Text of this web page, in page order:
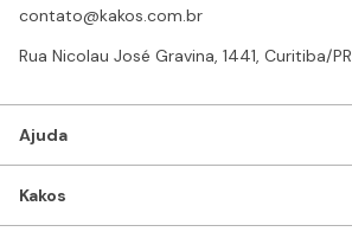
contato@kakos.com.br
Rua Nicolau José Gravina, 1441, Curitiba/PR
Ajuda
Kakos